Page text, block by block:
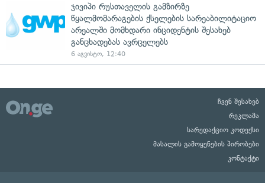
ჯივიპი რუსთაველის გამზირზე
წყალმომარაგების ქსელების სარეაბილიტაციო
არეალში მომხდარი ინციდენტის შესახებ
განცხადებას ავრცელებს
6 აგვისტო, 12:40
ჩვენ შესახებ
რეკლამა
სარედაქციო კოდექსი
მასალის გამოყენების პირობები
კონტაქტი